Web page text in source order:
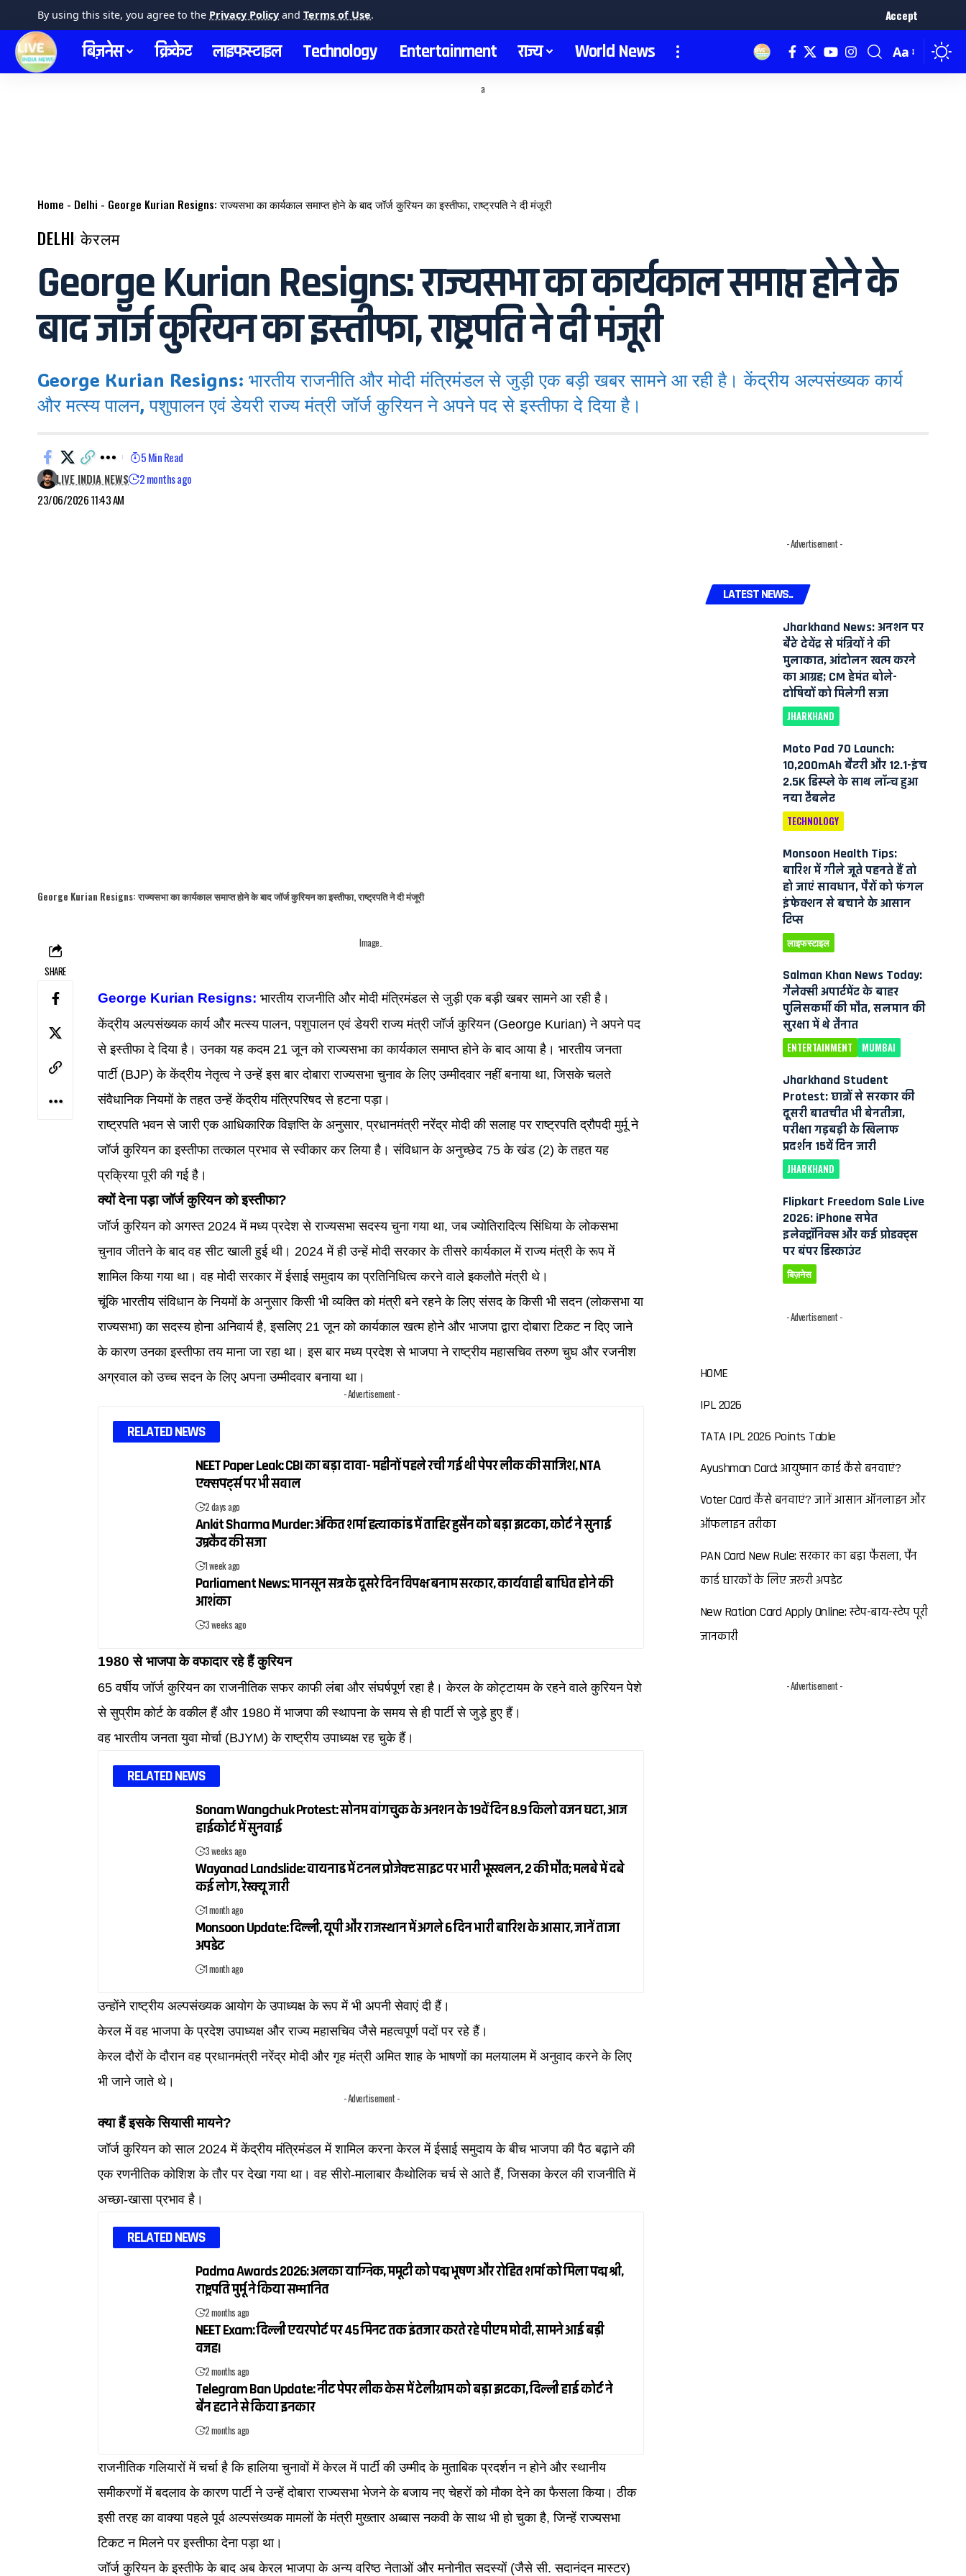
By using this site, you agree to the Privacy Policy and Terms of Use. Accept
बिज़नेस क्रिकेट लाइफस्टाइल Technology Entertainment राज्य World News Aa
a
Home - Delhi - George Kurian Resigns: राज्यसभा का कार्यकाल समाप्त होने के बाद जॉर्ज कुरियन का इस्तीफा, राष्ट्रपति ने दी मंजूरी
DELHI केरलम
George Kurian Resigns: राज्यसभा का कार्यकाल समाप्त होने के
बाद जॉर्ज कुरियन का इस्तीफा, राष्ट्रपति ने दी मंजूरी
George Kurian Resigns: भारतीय राजनीति और मोदी मंत्रिमंडल से जुड़ी एक बड़ी खबर सामने आ रही है। केंद्रीय अल्पसंख्यक कार्य
और मत्स्य पालन, पशुपालन एवं डेयरी राज्य मंत्री जॉर्ज कुरियन ने अपने पद से इस्तीफा दे दिया है।
23/06/2026 11:43 AM
LIVE INDIA NEWS 2 months ago
5 Min Read
George Kurian Resigns: राज्यसभा का कार्यकाल समाप्त होने के बाद जॉर्ज कुरियन का इस्तीफा, राष्ट्रपति ने दी मंजूरी
SHARE
Image..
George Kurian Resigns: भारतीय राजनीति और मोदी मंत्रिमंडल से जुड़ी एक बड़ी खबर सामने आ रही है।
केंद्रीय अल्पसंख्यक कार्य और मत्स्य पालन, पशुपालन एवं डेयरी राज्य मंत्री जॉर्ज कुरियन (George Kurian) ने अपने पद
से इस्तीफा दे दिया है। उनका यह कदम 21 जून को राज्यसभा का कार्यकाल समाप्त होने के बाद आया है। भारतीय जनता
पार्टी (BJP) के केंद्रीय नेतृत्व ने उन्हें इस बार दोबारा राज्यसभा चुनाव के लिए उम्मीदवार नहीं बनाया था, जिसके चलते
संवैधानिक नियमों के तहत उन्हें केंद्रीय मंत्रिपरिषद से हटना पड़ा।
राष्ट्रपति भवन से जारी एक आधिकारिक विज्ञप्ति के अनुसार, प्रधानमंत्री नरेंद्र मोदी की सलाह पर राष्ट्रपति द्रौपदी मुर्मू ने
जॉर्ज कुरियन का इस्तीफा तत्काल प्रभाव से स्वीकार कर लिया है। संविधान के अनुच्छेद 75 के खंड (2) के तहत यह
प्रक्रिया पूरी की गई है।
क्यों देना पड़ा जॉर्ज कुरियन को इस्तीफा?
जॉर्ज कुरियन को अगस्त 2024 में मध्य प्रदेश से राज्यसभा सदस्य चुना गया था, जब ज्योतिरादित्य सिंधिया के लोकसभा
चुनाव जीतने के बाद वह सीट खाली हुई थी। 2024 में ही उन्हें मोदी सरकार के तीसरे कार्यकाल में राज्य मंत्री के रूप में
शामिल किया गया था। वह मोदी सरकार में ईसाई समुदाय का प्रतिनिधित्व करने वाले इकलौते मंत्री थे।
चूंकि भारतीय संविधान के नियमों के अनुसार किसी भी व्यक्ति को मंत्री बने रहने के लिए संसद के किसी भी सदन (लोकसभा या
राज्यसभा) का सदस्य होना अनिवार्य है, इसलिए 21 जून को कार्यकाल खत्म होने और भाजपा द्वारा दोबारा टिकट न दिए जाने
के कारण उनका इस्तीफा तय माना जा रहा था। इस बार मध्य प्रदेश से भाजपा ने राष्ट्रीय महासचिव तरुण चुघ और रजनीश
अग्रवाल को उच्च सदन के लिए अपना उम्मीदवार बनाया था।
- Advertisement -
RELATED NEWS
NEET Paper Leak: CBI का बड़ा दावा- महीनों पहले रची गई थी पेपर लीक की साजिश, NTA
एक्सपर्ट्स पर भी सवाल
2 days ago
Ankit Sharma Murder: अंकित शर्मा हत्याकांड में ताहिर हुसैन को बड़ा झटका, कोर्ट ने सुनाई
उम्रकैद की सजा
1 week ago
Parliament News: मानसून सत्र के दूसरे दिन विपक्ष बनाम सरकार, कार्यवाही बाधित होने की
आशंका
3 weeks ago
1980 से भाजपा के वफादार रहे हैं कुरियन
65 वर्षीय जॉर्ज कुरियन का राजनीतिक सफर काफी लंबा और संघर्षपूर्ण रहा है। केरल के कोट्टायम के रहने वाले कुरियन पेशे
से सुप्रीम कोर्ट के वकील हैं और 1980 में भाजपा की स्थापना के समय से ही पार्टी से जुड़े हुए हैं।
वह भारतीय जनता युवा मोर्चा (BJYM) के राष्ट्रीय उपाध्यक्ष रह चुके हैं।
RELATED NEWS
Sonam Wangchuk Protest: सोनम वांगचुक के अनशन के 19वें दिन 8.9 किलो वजन घटा, आज
हाईकोर्ट में सुनवाई
3 weeks ago
Wayanad Landslide: वायनाड में टनल प्रोजेक्ट साइट पर भारी भूस्खलन, 2 की मौत; मलबे में दबे
कई लोग, रेस्क्यू जारी
1 month ago
Monsoon Update: दिल्ली, यूपी और राजस्थान में अगले 6 दिन भारी बारिश के आसार, जानें ताजा
अपडेट
1 month ago
उन्होंने राष्ट्रीय अल्पसंख्यक आयोग के उपाध्यक्ष के रूप में भी अपनी सेवाएं दी हैं।
केरल में वह भाजपा के प्रदेश उपाध्यक्ष और राज्य महासचिव जैसे महत्वपूर्ण पदों पर रहे हैं।
केरल दौरों के दौरान वह प्रधानमंत्री नरेंद्र मोदी और गृह मंत्री अमित शाह के भाषणों का मलयालम में अनुवाद करने के लिए
भी जाने जाते थे।
- Advertisement -
क्या हैं इसके सियासी मायने?
जॉर्ज कुरियन को साल 2024 में केंद्रीय मंत्रिमंडल में शामिल करना केरल में ईसाई समुदाय के बीच भाजपा की पैठ बढ़ाने की
एक रणनीतिक कोशिश के तौर पर देखा गया था। वह सीरो-मालाबार कैथोलिक चर्च से आते हैं, जिसका केरल की राजनीति में
अच्छा-खासा प्रभाव है।
RELATED NEWS
Padma Awards 2026: अलका याग्निक, ममूटी को पद्म भूषण और रोहित शर्मा को मिला पद्म श्री,
राष्ट्रपति मुर्मू ने किया सम्मानित
2 months ago
NEET Exam: दिल्ली एयरपोर्ट पर 45 मिनट तक इंतजार करते रहे पीएम मोदी, सामने आई बड़ी
वजह।
2 months ago
Telegram Ban Update: नीट पेपर लीक केस में टेलीग्राम को बड़ा झटका, दिल्ली हाई कोर्ट ने
बैन हटाने से किया इनकार
2 months ago
राजनीतिक गलियारों में चर्चा है कि हालिया चुनावों में केरल में पार्टी की उम्मीद के मुताबिक प्रदर्शन न होने और स्थानीय
समीकरणों में बदलाव के कारण पार्टी ने उन्हें दोबारा राज्यसभा भेजने के बजाय नए चेहरों को मौका देने का फैसला किया। ठीक
इसी तरह का वाक्या पहले पूर्व अल्पसंख्यक मामलों के मंत्री मुख्तार अब्बास नकवी के साथ भी हो चुका है, जिन्हें राज्यसभा
टिकट न मिलने पर इस्तीफा देना पड़ा था।
जॉर्ज कुरियन के इस्तीफे के बाद अब केरल भाजपा के अन्य वरिष्ठ नेताओं और मनोनीत सदस्यों (जैसे सी. सदानंदन मास्टर)
- Advertisement -
LATEST NEWS..
Jharkhand News: अनशन पर
बैठे देवेंद्र से मंत्रियों ने की
मुलाकात, आंदोलन खत्म करने
का आग्रह; CM हेमंत बोले-
दोषियों को मिलेगी सजा
JHARKHAND
Moto Pad 70 Launch:
10,200mAh बैटरी और 12.1-इंच
2.5K डिस्प्ले के साथ लॉन्च हुआ
नया टैबलेट
TECHNOLOGY
Monsoon Health Tips:
बारिश में गीले जूते पहनते हैं तो
हो जाएं सावधान, पैरों को फंगल
इंफेक्शन से बचाने के आसान
टिप्स
लाइफस्टाइल
Salman Khan News Today:
गैलेक्सी अपार्टमेंट के बाहर
पुलिसकर्मी की मौत, सलमान की
सुरक्षा में थे तैनात
ENTERTAINMENT MUMBAI
Jharkhand Student
Protest: छात्रों से सरकार की
दूसरी बातचीत भी बेनतीजा,
परीक्षा गड़बड़ी के खिलाफ
प्रदर्शन 15वें दिन जारी
JHARKHAND
Flipkart Freedom Sale Live
2026: iPhone समेत
इलेक्ट्रॉनिक्स और कई प्रोडक्ट्स
पर बंपर डिस्काउंट
बिज़नेस
- Advertisement -
HOME
IPL 2026
TATA IPL 2026 Points Table
Ayushman Card: आयुष्मान कार्ड कैसे बनवाएं?
Voter Card कैसे बनवाएं? जानें आसान ऑनलाइन और
ऑफलाइन तरीका
PAN Card New Rule: सरकार का बड़ा फैसला, पैन
कार्ड धारकों के लिए जरूरी अपडेट
New Ration Card Apply Online: स्टेप-बाय-स्टेप पूरी
जानकारी
- Advertisement -